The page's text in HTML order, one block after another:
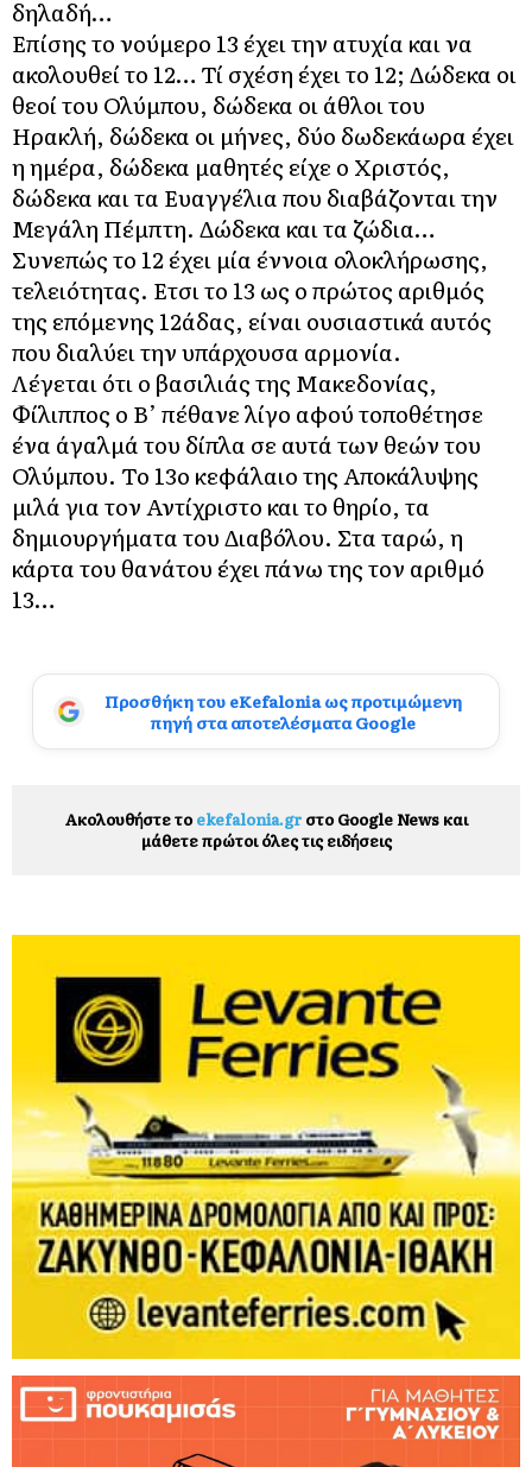
δηλαδή…
Επίσης το νούμερο 13 έχει την ατυχία και να
ακολουθεί το 12… Τί σχέση έχει το 12; Δώδεκα οι
θεοί του Ολύμπου, δώδεκα οι άθλοι του
Ηρακλή, δώδεκα οι μήνες, δύο δωδεκάωρα έχει
η ημέρα, δώδεκα μαθητές είχε ο Χριστός,
δώδεκα και τα Ευαγγέλια που διαβάζονται την
Μεγάλη Πέμπτη. Δώδεκα και τα ζώδια…
Συνεπώς το 12 έχει μία έννοια ολοκλήρωσης,
τελειότητας. Ετσι το 13 ως ο πρώτος αριθμός
της επόμενης 12άδας, είναι ουσιαστικά αυτός
που διαλύει την υπάρχουσα αρμονία.
Λέγεται ότι ο βασιλιάς της Μακεδονίας,
Φίλιππος ο Β’ πέθανε λίγο αφού τοποθέτησε
ένα άγαλμά του δίπλα σε αυτά των θεών του
Ολύμπου. Το 13ο κεφάλαιο της Αποκάλυψης
μιλά για τον Αντίχριστο και το θηρίο, τα
δημιουργήματα του Διαβόλου. Στα ταρώ, η
κάρτα του θανάτου έχει πάνω της τον αριθμό
13…
Προσθήκη του eKefalonia ως προτιμώμενη
πηγή στα αποτελέσματα Google
Ακολουθήστε το ekefalonia.grστο Google News και
μάθετε πρώτοι όλες τις ειδήσεις